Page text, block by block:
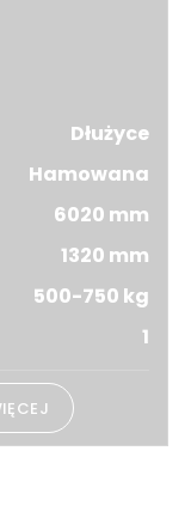
Dłużyce
Hamowana
6020 mm
1320 mm
500-750 kg
1